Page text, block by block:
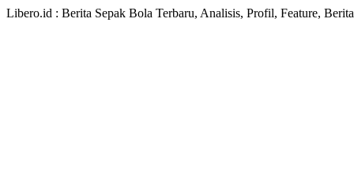
Libero.id : Berita Sepak Bola Terbaru, Analisis, Profil, Feature,